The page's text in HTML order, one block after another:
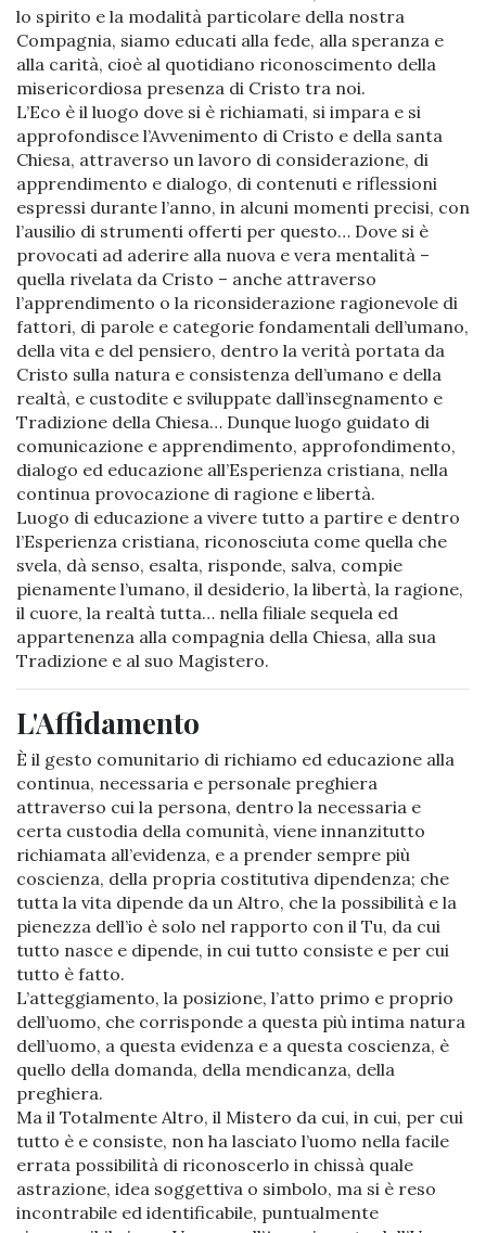
lo spirito e la modalità particolare della nostra
Compagnia, siamo educati alla fede, alla speranza e
alla carità, cioè al quotidiano riconoscimento della
misericordiosa presenza di Cristo tra noi.
L’Eco è il luogo dove si è richiamati, si impara e si
approfondisce l’Avvenimento di Cristo e della santa
Chiesa, attraverso un lavoro di considerazione, di
apprendimento e dialogo, di contenuti e riflessioni
espressi durante l’anno, in alcuni momenti precisi, con
l’ausilio di strumenti offerti per questo… Dove si è
provocati ad aderire alla nuova e vera mentalità –
quella rivelata da Cristo – anche attraverso
l’apprendimento o la riconsiderazione ragionevole di
fattori, di parole e categorie fondamentali dell’umano,
della vita e del pensiero, dentro la verità portata da
Cristo sulla natura e consistenza dell’umano e della
realtà, e custodite e sviluppate dall’insegnamento e
Tradizione della Chiesa… Dunque luogo guidato di
comunicazione e apprendimento, approfondimento,
dialogo ed educazione all’Esperienza cristiana, nella
continua provocazione di ragione e libertà.
Luogo di educazione a vivere tutto a partire e dentro
l’Esperienza cristiana, riconosciuta come quella che
svela, dà senso, esalta, risponde, salva, compie
pienamente l’umano, il desiderio, la libertà, la ragione,
il cuore, la realtà tutta… nella filiale sequela ed
appartenenza alla compagnia della Chiesa, alla sua
Tradizione e al suo Magistero.
L'Affidamento
È il gesto comunitario di richiamo ed educazione alla
continua, necessaria e personale preghiera
attraverso cui la persona, dentro la necessaria e
certa custodia della comunità, viene innanzitutto
richiamata all’evidenza, e a prender sempre più
coscienza, della propria costitutiva dipendenza; che
tutta la vita dipende da un Altro, che la possibilità e la
pienezza dell’io è solo nel rapporto con il Tu, da cui
tutto nasce e dipende, in cui tutto consiste e per cui
tutto è fatto.
L’atteggiamento, la posizione, l’atto primo e proprio
dell’uomo, che corrisponde a questa più intima natura
dell’uomo, a questa evidenza e a questa coscienza, è
quello della domanda, della mendicanza, della
preghiera.
Ma il Totalmente Altro, il Mistero da cui, in cui, per cui
tutto è e consiste, non ha lasciato l’uomo nella facile
errata possibilità di riconoscerlo in chissà quale
astrazione, idea soggettiva o simbolo, ma si è reso
incontrabile ed identificabile, puntualmente